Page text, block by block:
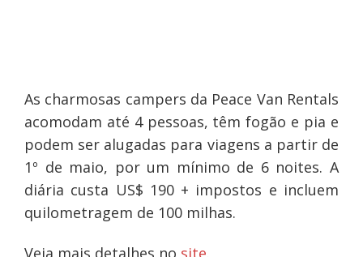
As charmosas campers da Peace Van Rentals
acomodam até 4 pessoas, têm fogão e pia e
podem ser alugadas para viagens a partir de
1º de maio, por um mínimo de 6 noites. A
diária custa US$ 190 + impostos e incluem
quilometragem de 100 milhas.
Veja mais detalhes no site.